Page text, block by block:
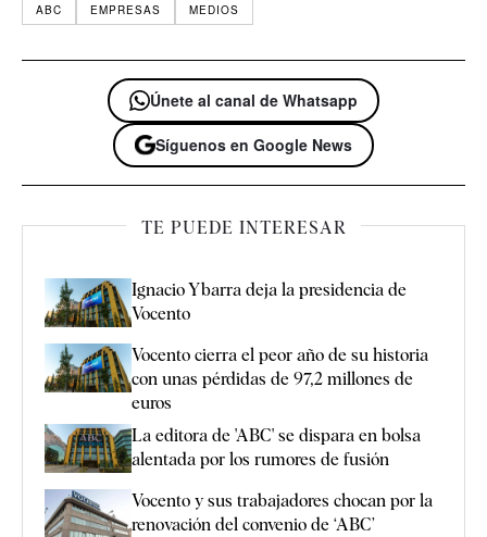
ABC EMPRESAS MEDIOS
Únete al canal de Whatsapp
Síguenos en Google News
TE PUEDE INTERESAR
Ignacio Ybarra deja la presidencia de
Vocento
Vocento cierra el peor año de su historia
con unas pérdidas de 97,2 millones de
euros
La editora de 'ABC' se dispara en bolsa
alentada por los rumores de fusión
Vocento y sus trabajadores chocan por la
renovación del convenio de ‘ABC’